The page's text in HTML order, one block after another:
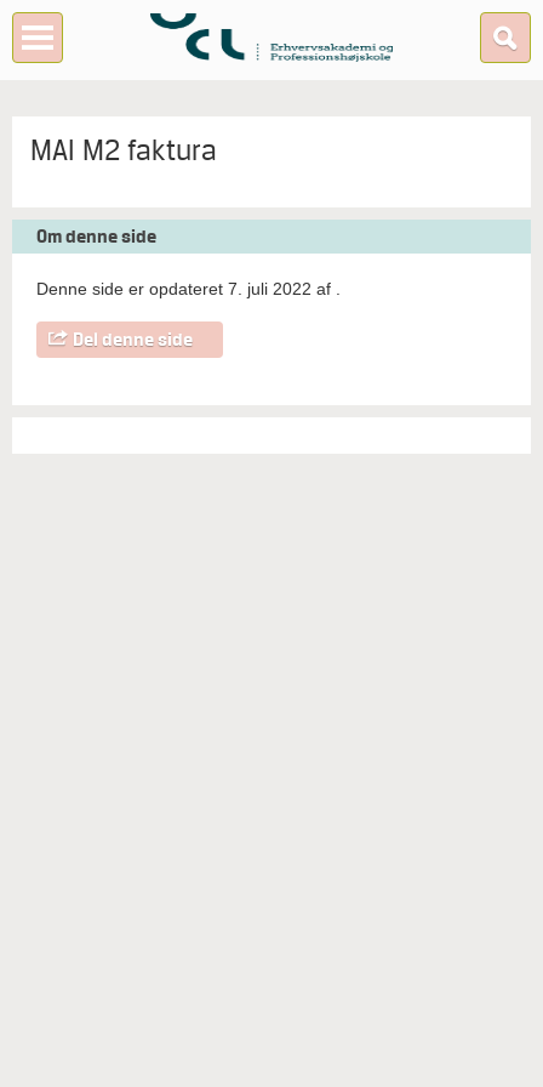
MAI M2 faktura
Om denne side
Denne side er opdateret 7. juli 2022 af
Del denne side